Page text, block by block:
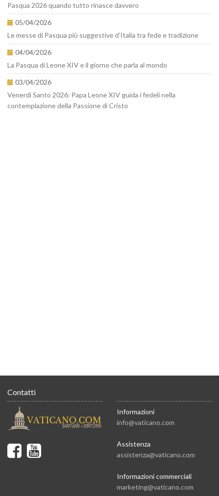
Pasqua 2026 quando tutto rinasce davvero
05/04/2026
Le messe di Pasqua più suggestive d’Italia tra fede e tradizione
04/04/2026
La Pasqua di Leone XIV e il giorno che parla al mondo
03/04/2026
Venerdì Santo 2026: Papa Leone XIV guida i fedeli nella
contemplazione della Passione di Cristo
Contatti
Informazioni
info@vaticano.com
Assistenza
assistenza@vaticano.com
Informazioni commerciali
marketing@vaticano.com